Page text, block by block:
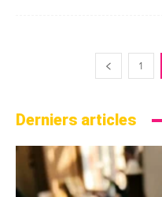
1
Derniers articles